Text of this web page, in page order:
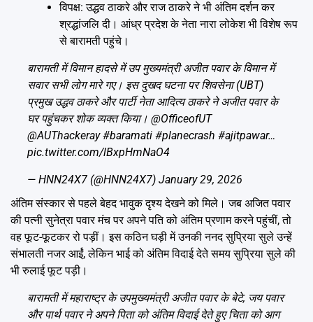
विपक्ष: उद्धव ठाकरे और राज ठाकरे ने भी अंतिम दर्शन कर
श्रद्धांजलि दी। आंध्र प्रदेश के नेता नारा लोकेश भी विशेष रूप
से बारामती पहुंचे।
बारामती में विमान हादसे में उप मुख्यमंत्री अजीत पवार के विमान में
सवार सभी लोग मारे गए। इस दुखद घटना पर शिवसेना (UBT)
प्रमुख उद्धव ठाकरे और पार्टी नेता आदित्य ठाकरे ने अजीत पवार के
घर पहुंचकर शोक व्यक्त किया। @OfficeofUT
@AUThackeray #baramati #planecrash #ajitpawar…
pic.twitter.com/lBxpHmNaO4
— HNN24X7 (@HNN24X7) January 29, 2026
अंतिम संस्कार से पहले बेहद भावुक दृश्य देखने को मिले। जब अजित पवार
की पत्नी सुनेत्रा पवार मंच पर अपने पति को अंतिम प्रणाम करने पहुंचीं, तो
वह फूट-फूटकर रो पड़ीं। इस कठिन घड़ी में उनकी ननद सुप्रिया सुले उन्हें
संभालती नजर आईं, लेकिन भाई को अंतिम विदाई देते समय सुप्रिया सुले की
भी रुलाई फूट पड़ी।
बारामती में महाराष्ट्र के उपमुख्यमंत्री अजीत पवार के बेटे, जय पवार
और पार्थ पवार ने अपने पिता को अंतिम विदाई देते हुए चिता को आग